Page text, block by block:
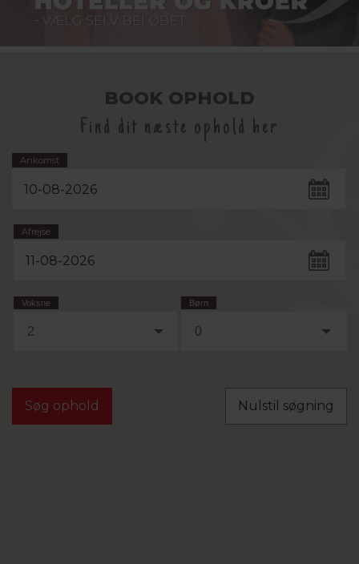
BOOK OPHOLD
Find dit næste ophold her
Ankomst
Afrejse
Voksne
2
Børn
0
Nulstil søgning